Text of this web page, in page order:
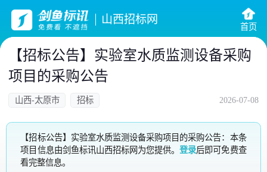
山西招标网
首页
【招标公告】实验室水质监测设备采购
项目的采购公告
山西-太原市 招标 2026-07-08
【招标公告】实验室水质监测设备采购项目的采购公告：本条
项目信息由剑鱼标讯山西招标网为您提供。登录后即可免费查
看完整信息。